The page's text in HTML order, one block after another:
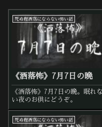
死ぬ程洒落にならない怖い話
《洒落怖》7月7日の晩
《洒落怖》7月7日の晩。眠れな
い夜のお供にどうぞ。
死ぬ程洒落にならない怖い話